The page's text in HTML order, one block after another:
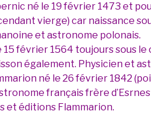
né le 19 février 1473 et
vierge) car naissance
et astronome polonais.
15 février 1564 toujours sous
également. Physicien et
né le 26 février 1842
français frère
et éditions Flammarion.